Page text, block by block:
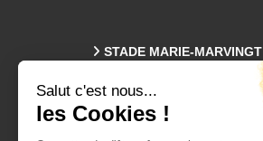
STADE MARIE-MARVINGT
Accès & Parkings